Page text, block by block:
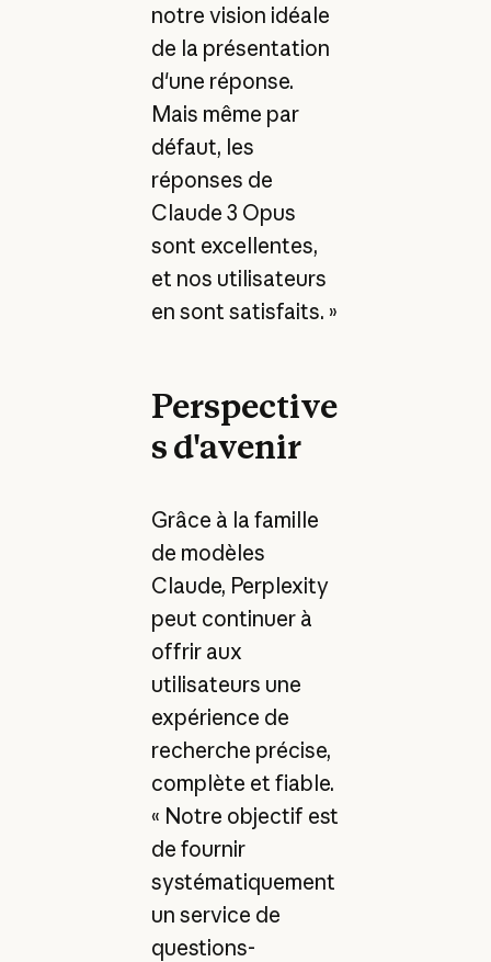
notre vision idéale
de la présentation
d'une réponse.
Mais même par
défaut, les
réponses de
Claude 3 Opus
sont excellentes,
et nos utilisateurs
en sont satisfaits. »
Perspective
s d'avenir
Grâce à la famille
de modèles
Claude, Perplexity
peut continuer à
offrir aux
utilisateurs une
expérience de
recherche précise,
complète et fiable.
« Notre objectif est
de fournir
systématiquement
un service de
questions-